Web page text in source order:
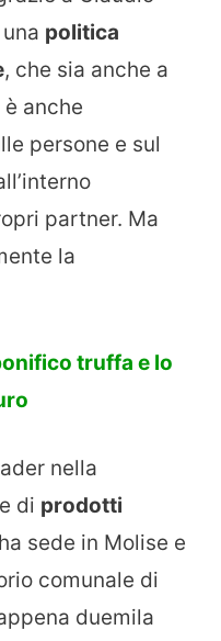
politica
, che sia anche a
anche
persone e sul
partner. Ma
la
truffa e lo
nella
di prodotti
sede in Molise e
comunale di
duemila